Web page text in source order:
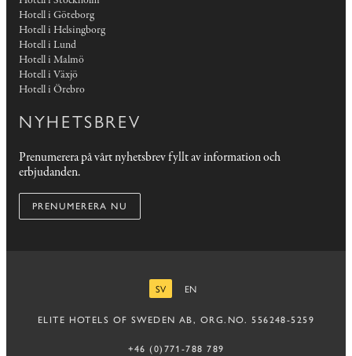
Hotell i Göteborg
Hotell i Helsingborg
Hotell i Lund
Hotell i Malmö
Hotell i Växjö
Hotell i Örebro
NYHETSBREV
Prenumerera på vårt nyhetsbrev fyllt av information och
erbjudanden.
PRENUMERERA NU
SV
EN
ELITE HOTELS OF SWEDEN AB, ORG.NO. 556248-5259
+46 (0)771-788 789